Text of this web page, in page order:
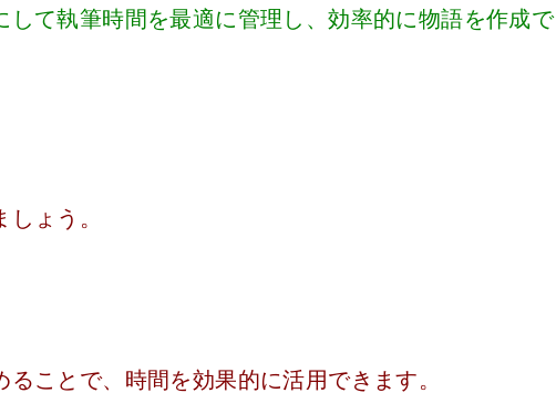
して執筆時間を最適に管理し、効率的に物語を作成で
ょう。
ことで、時間を効果的に活用できます。